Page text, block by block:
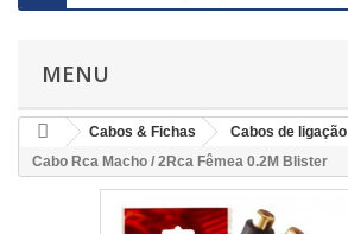
MENU
Cabos & Fichas Cabos de ligação
Cabo Rca Macho / 2Rca Fêmea 0.2M Blister